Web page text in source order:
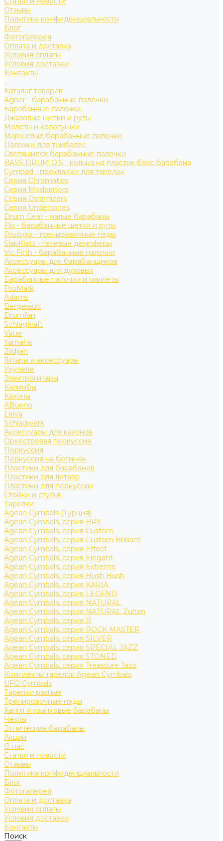
Отзывы
Политика конфиденциальности
Блог
Фотогалерея
Оплата и доставка
Условия оплаты
Условия доставки
Контакты
...
Каталог товаров
Agner - барабанные палочки
Барабанные палочки
Джазовые щетки и руты
Малеты и колотушки
Маршевые барабанные палочки
Палочки для тимбалес
Светящиеся барабанные палочки
BASS DRUM O’S - кольца на пластик басс-барабана
Cympad - прокладки для тарелок
Серия Chromatics
Серия Moderators
Серия Optimizers
Серия Undertones
Drum Gear - малые барабаны
Flix - барабанные щетки и руты
Prologix - тренировочные пэды
SlapKlatz - гелевые демпферы
Vic Firth - барабанные палочки
Аксессуары для барабанщиков
Аксессуары для духовых
Барабанные палочки и маллеты
ProMark
Adams
Bergerault
Drumfan
Schlagkraft
Vater
Yamaha
Zildjian
Гитары и аксессуары
Укулеле
Электрогитары
Калимбы
Кахоны
ABueno
Leiva
Schlagwerk
Аксессуары для кахонов
Оркестровая перкуссия
Перкуссия
Перкуссия на ботинок
Пластики для барабанов
Пластики для литавр
Пластики для перкуссии
Стойки и стулья
Тарелки
Agean Cymbals (Турция)
Agean Cymbals, серия BRX
Agean Cymbals, серия Custom
Agean Cymbals, серия Custom Brilliant
Agean Cymbals, серия Effect
Agean Cymbals, серия Elegant
Agean Cymbals, серия Extreme
Agean Cymbals, серия Hush Hush
Agean Cymbals, серия KARIA
Agean Cymbals, серия LEGEND
Agean Cymbals, серия NATURAL
Agean Cymbals, серия NATURAL Zultan
Agean Cymbals, серия R
Agean Cymbals, серия ROCK MASTER
Agean Cymbals, серия SILVER
Agean Cymbals, серия SPECIAL JAZZ
Agean Cymbals, серия STONED
Agean Cymbals, серия Treassure Jazz
Комплекты тарелок Agean Cymbals
UFO Cymbals
Тарелки разные
Тренировочные пэды
Ханги и язычковые барабаны
Чехлы
Этнические барабаны
Акции
О нас
Статьи и новости
Отзывы
Политика конфиденциальности
Блог
Фотогалерея
Оплата и доставка
Условия оплаты
Условия доставки
Контакты
Поиск